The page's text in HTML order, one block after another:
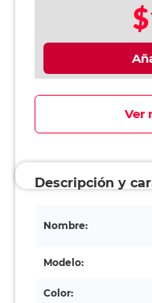
Ver
Descripción y
Nombre:
Modelo:
Color: